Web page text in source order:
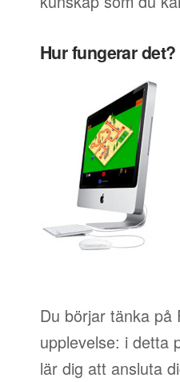
Hur fungerar det?
Du börjar tänka på
upplevelse: i detta
lär dig att ansluta